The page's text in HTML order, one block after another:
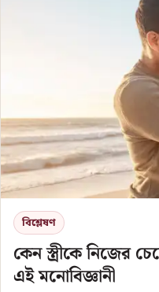
বিশ্লেষণ
কেন স্ত্রীকে নিজের
এই মনোবিজ্ঞানী